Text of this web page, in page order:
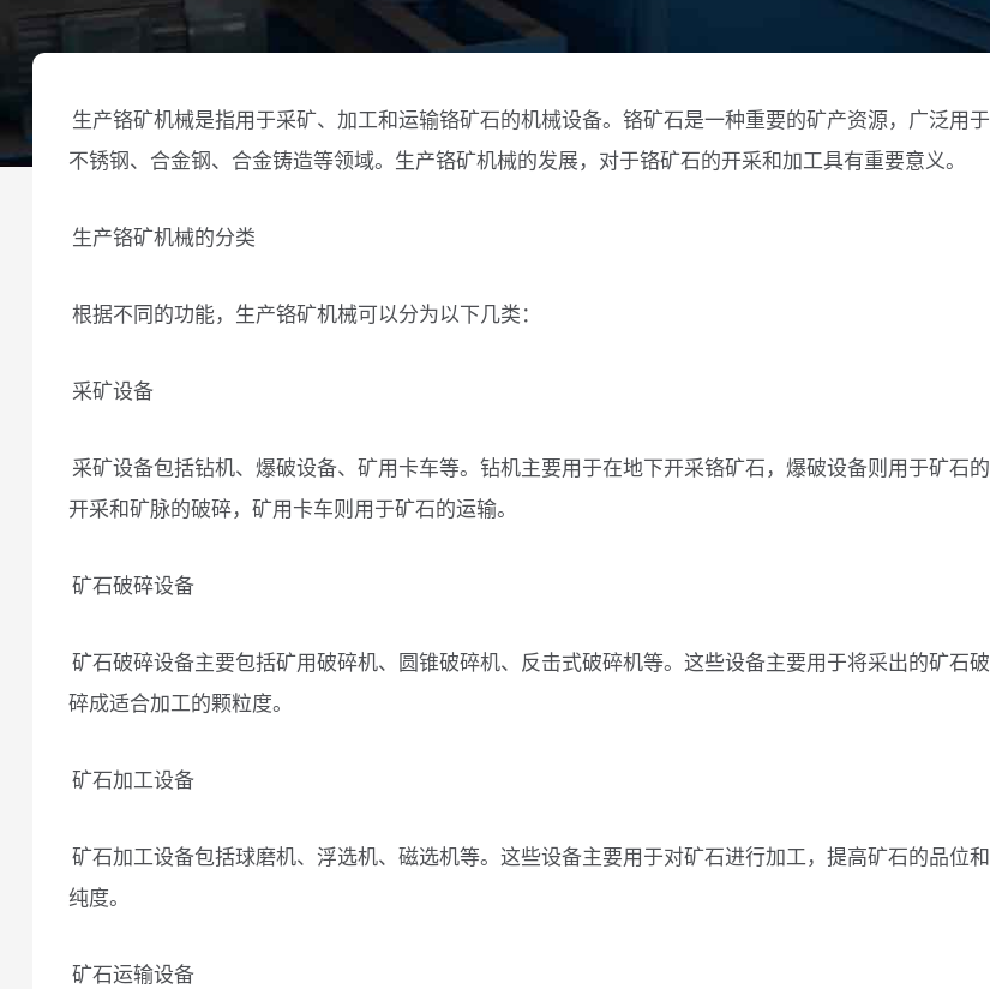
生产铬矿机械是指用于采矿、加工和运输铬矿石的机械设备。铬矿石是一种重要的矿产资源，广泛用于
不锈钢、合金钢、合金铸造等领域。生产铬矿机械的发展，对于铬矿石的开采和加工具有重要意义。
生产铬矿机械的分类
根据不同的功能，生产铬矿机械可以分为以下几类：
采矿设备
采矿设备包括钻机、爆破设备、矿用卡车等。钻机主要用于在地下开采铬矿石，爆破设备则用于矿石的
开采和矿脉的破碎，矿用卡车则用于矿石的运输。
矿石破碎设备
矿石破碎设备主要包括矿用破碎机、圆锥破碎机、反击式破碎机等。这些设备主要用于将采出的矿石破
碎成适合加工的颗粒度。
矿石加工设备
矿石加工设备包括球磨机、浮选机、磁选机等。这些设备主要用于对矿石进行加工，提高矿石的品位和
纯度。
矿石运输设备